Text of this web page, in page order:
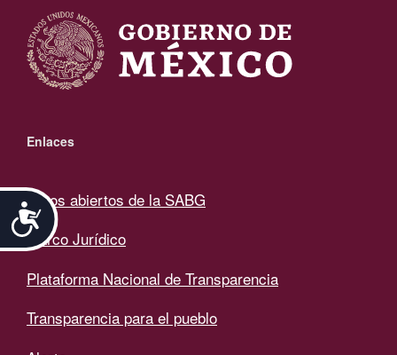
Accesibilidad
Enlaces
Datos abiertos de la SABG
Marco Jurídico
Plataforma Nacional de Transparencia
Transparencia para el pueblo